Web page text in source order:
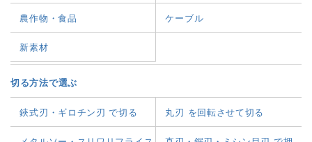
農作物・食品 ケーブル
新素材
切る方法で選ぶ
鋏式刃・ギロチン刃 で切る 丸刃 を回転させて切る